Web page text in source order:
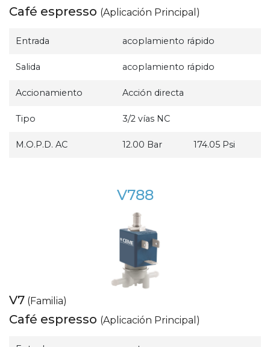
Café espresso (Aplicación Principal)
Entrada acoplamiento rápido
Salida acoplamiento rápido
Accionamiento Acción directa
Tipo 3/2 vías NC
M.O.P.D. AC 12.00 Bar 174.05 Psi
V788
V7 (Familia)
Café espresso (Aplicación Principal)